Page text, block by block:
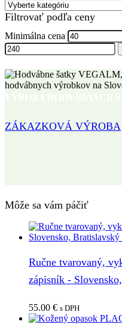
Filtrovať podľa ceny
Minimálna cena
ZÁKAZKOVÁ VÝROBA
Môže sa vám páčiť
Ručne tvarovaný,
zápisník -
55.00 € s DPH